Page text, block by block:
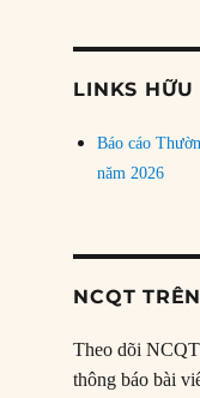
LINKS HỮU
Báo cáo
năm 2026
NCQT
Theo dõi
thông báo bài